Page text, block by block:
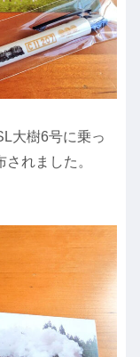
大樹6号に乗っ
れました。